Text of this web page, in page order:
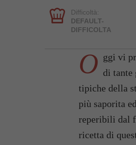
Difficoltà:
DEFAULT-
DIFFICOLTA
O ggi vi
di tante
tipiche della
più saporita
reperibili dal
ricetta di